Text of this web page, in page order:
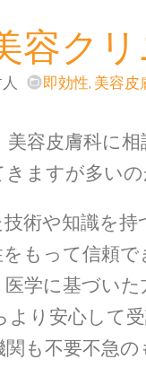
容ク
即効性, 美容皮
容皮膚科に
ますが多い
術や知識を
もって信頼
学に基づい
り安心して
も不要不急